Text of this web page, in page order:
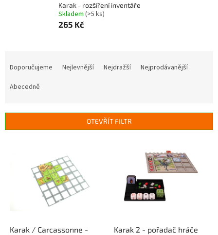
Karak - rozšíření inventáře
Skladem (>5 ks)
265 Kč
r
Doporučujeme Nejlevnější Nejdražší
Nejprodávanější
Abecedně
OTEVŘÍT FILTR
Karak / Carcassonne -
Karak 2 - pořadač hráče